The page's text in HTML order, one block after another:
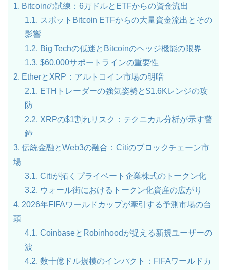
1. Bitcoinの試練：6万ドルとETFからの資金流出
1.1. スポットBitcoin ETFからの大量資金流出とその
影響
1.2. Big Techの低迷とBitcoinのヘッジ機能の限界
1.3. $60,000サポートラインの重要性
2. EtherとXRP：アルトコイン市場の明暗
2.1. ETHトレーダーの強気姿勢と$1.6Kレンジの攻
防
2.2. XRPの$1割れリスク：テクニカル分析が示す警
鐘
3. 伝統金融とWeb3の融合：Citiのブロックチェーン市
場
3.1. Citiが拓くプライベート企業株式のトークン化
3.2. ウォール街におけるトークン化資産の広がり
4. 2026年FIFAワールドカップが牽引する予測市場の台
頭
4.1. CoinbaseとRobinhoodが捉える新規ユーザーの
波
4.2. 数十億ドル規模のインパクト：FIFAワールドカ